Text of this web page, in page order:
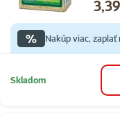
Cena
% Nakúp viac, zaplať
Skladom